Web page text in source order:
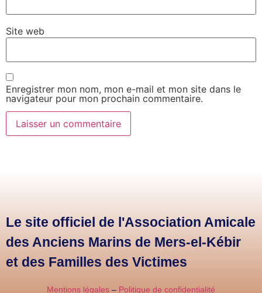
Site web
Enregistrer mon nom, mon e-mail et mon site dans le
navigateur pour mon prochain commentaire.
Le site officiel de l'Association Amicale
des Anciens Marins de Mers-el-Kébir
et des Familles des Victimes
Mentions légales – Politique de confidentialité